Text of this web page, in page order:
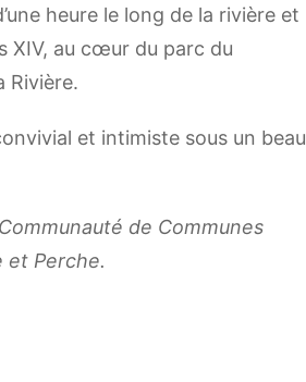
heure le long de la rivière et
XIV, au cœur du parc du
Rivière.
et intimiste sous un beau
de Communes
et Perche.